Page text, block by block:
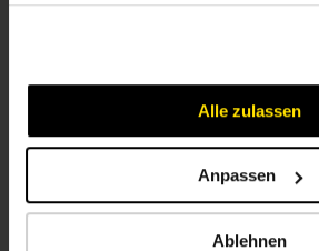
Alle zulassen
Anpassen
Ablehnen
Karriere